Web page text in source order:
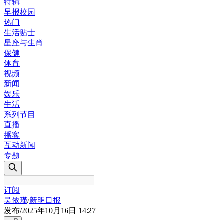
特辑
早报校园
热门
生活贴士
星座与生肖
保健
体育
视频
新闻
娱乐
生活
系列节目
直播
播客
互动新闻
专题
订阅
吴依瑾/新明日报
发布/2025年10月16日 14:27